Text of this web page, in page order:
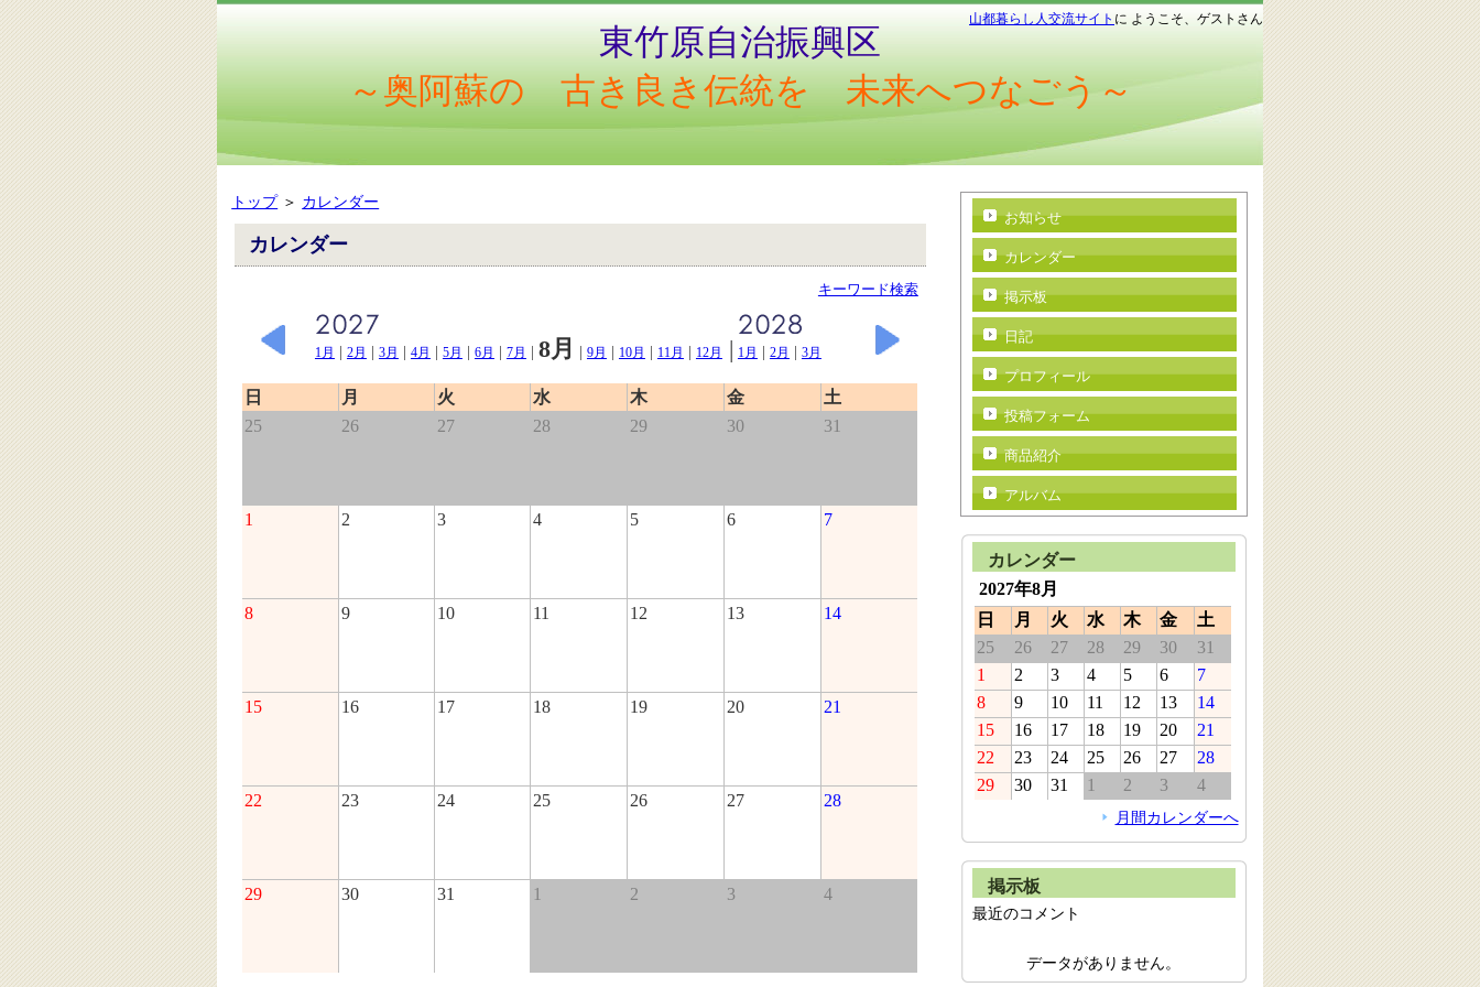
山都暮らし人交流サイト に ようこそ、ゲストさん
東竹原自治振興区
～奥阿蘇の 古き良き伝統を 未来へつなごう～
トップ＞ カレンダー
カレンダー
キーワード検索
1月 | 2月 | 3月 | 4月 | 5月 | 6月 | 7月 | 8月 | 9月 | 10月 | 11月 | 12月 | 1月 | 2月 | 3月
日 月 火 水 木 金
土
25
26 27 28 29 30 31
1 2 3 4 5 6 7
8 9 10 11 12 13 14
15 16 17 18 19 20 21
22 23 24 25 26 27 28
29 30 31 1 2 3 4
お知らせ
カレンダー
掲示板
日記
プロフィール
投稿フォーム
商品紹介
アルバム
カレンダー
2027年8月
日
月 火 水 木 金
土
25
26 27 28 29 30
31
1
2 3 4 5 6
7
8
9 10 11 12 13
14
15
16 17 18 19 20
21
22
23 24 25 26 27
28
29
30 31 1 2 3 4
月間カレンダーへ
掲示板
最近のコメント
データがありません。